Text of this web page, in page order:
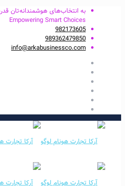
به انتخاب‌های هوشمندانه‌تان
Empowering Smart Choices
982173605
989362479850
info@arkabusinessco.com